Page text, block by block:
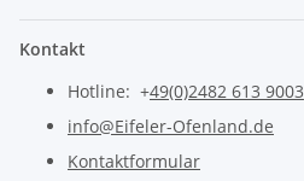
Kontakt
Hotline: +49(0)2482 613 9003
info@Eifeler-Ofenland.de
Kontaktformular